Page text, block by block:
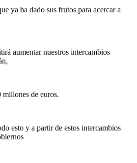
ya ha dado sus frutos para acercar a
aumentar nuestros intercambios
de euros.
esto y a partir de estos intercambios